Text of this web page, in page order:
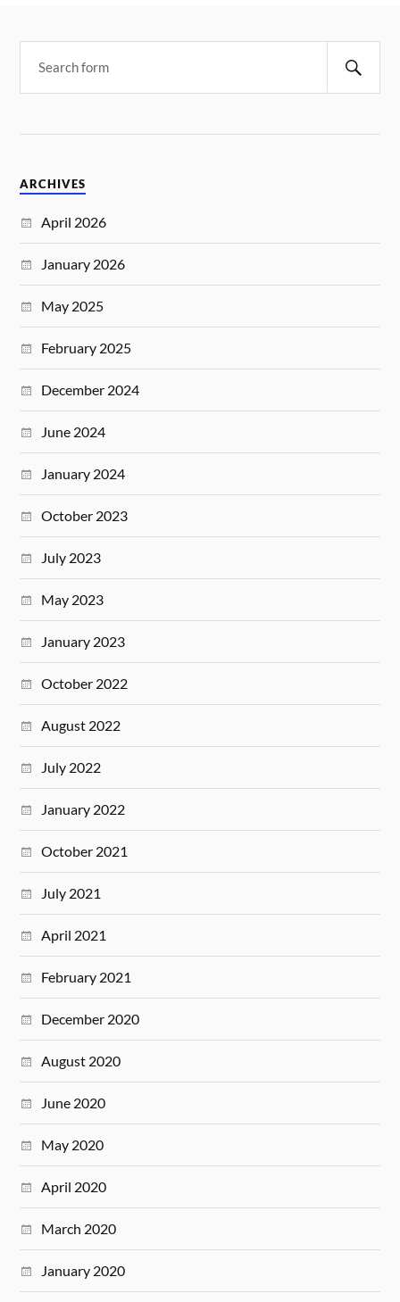
ARCHIVES
April 2026
January 2026
May 2025
February 2025
December 2024
June 2024
January 2024
October 2023
July 2023
May 2023
January 2023
October 2022
August 2022
July 2022
January 2022
October 2021
July 2021
April 2021
February 2021
December 2020
August 2020
June 2020
May 2020
April 2020
March 2020
January 2020